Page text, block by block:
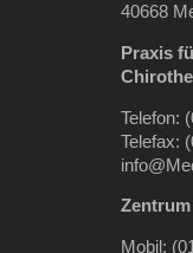
40668
Praxis
Telefon:
Telefax:
Mobil: